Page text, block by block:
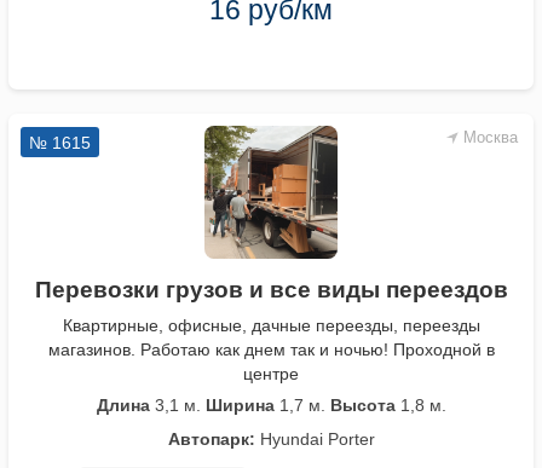
16 руб/км
Москва
№ 1615
Перевозки грузов и все виды переездов
Квартирные, офисные, дачные переезды, переезды
магазинов. Работаю как днем так и ночью! Проходной в
центре
Длина3,1 м. Ширина1,7 м. Высота1,8 м.
Автопарк: Hyundai Porter